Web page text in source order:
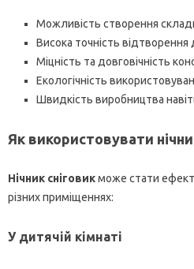
Можливість створення
Висока точність відтворення
Міцність та довговічність
Екологічність
Швидкість виробництва
Як використовувати
Нічник сніговикможе стати
різних приміщеннях:
У дитячій кімнаті